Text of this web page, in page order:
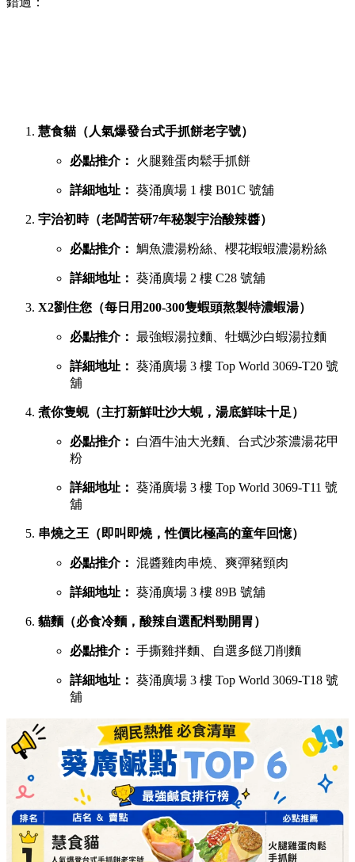
慧食貓（人氣爆發台式手抓餅老字號）
必點推介： 火腿雞蛋肉鬆手抓餅
詳細地址： 葵涌廣場 1 樓 B01C 號舖
宇治初時（老闆苦研7年秘製宇治酸辣醬）
必點推介： 鯛魚濃湯粉絲、櫻花蝦蝦濃湯粉絲
詳細地址： 葵涌廣場 2 樓 C28 號舖
X2劉住您（每日用200-300隻蝦頭熬製特濃蝦湯）
必點推介： 最強蝦湯拉麵、牡蠣沙白蝦湯拉麵
詳細地址： 葵涌廣場 3 樓 Top World 3069-T20 號
舖
煮你隻蜆（主打新鮮吐沙大蜆，湯底鮮味十足）
必點推介：
白酒牛油大光麵、台式沙茶濃湯花甲
粉
詳細地址： 葵涌廣場 3 樓 Top World 3069-T11 號
舖
串燒之王（即叫即燒，性價比極高的童年回憶）
必點推介： 混醬雞肉串燒、爽彈豬頸肉
詳細地址： 葵涌廣場 3 樓 89B 號舖
貓麵（必食冷麵，酸辣自選配料勁開胃）
必點推介： 手撕雞拌麵、自選多餸刀削麵
詳細地址： 葵涌廣場 3 樓 Top World 3069-T18 號
舖